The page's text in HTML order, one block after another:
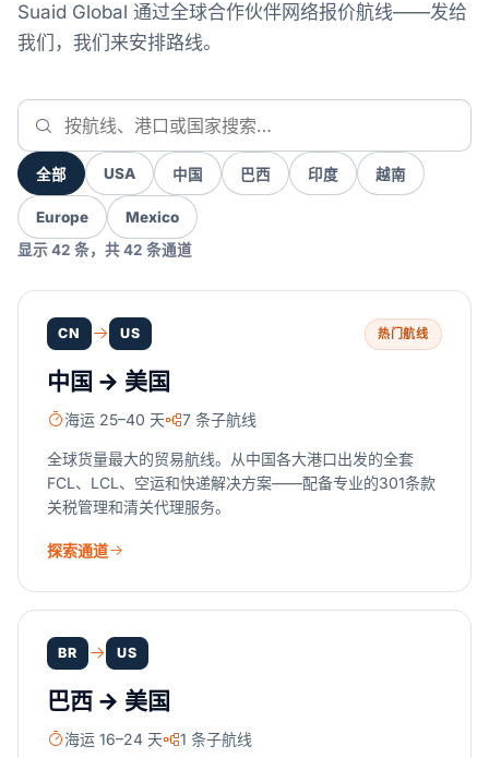
Suaid Global 通过全球合作伙伴网络报价航线——发给
我们，我们来安排路线。
全部 USA 中国 巴西 印度 越南
Europe
Mexico
显示 42 条，共 42 条通道
CN US 热门航线
中国 → 美国
海运 25–40 天 7 条子航线
全球货量最大的贸易航线。从中国各大港口出发的全套
FCL、LCL、空运和快递解决方案——配备专业的301条款
关税管理和清关代理服务。
探索通道
BR US
巴西 → 美国
海运 16–24 天 1 条子航线